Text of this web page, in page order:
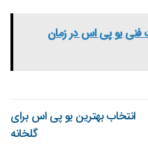
یو پی اس در زمان
انتخاب بهترین یو پی اس برای
گلخانه